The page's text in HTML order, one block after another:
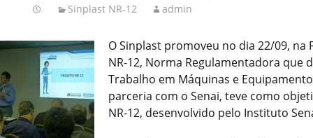
Sinplast NR-12 admin
O Sinplast promoveu no dia 22/09, na
NR-12, Norma Regulamentadora que
Trabalho em Máquinas e
parceria com o Senai, teve como
NR-12, desenvolvido pelo Instituto